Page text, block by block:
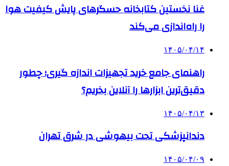
غنا نخستین کتابخانه حسگرهای پایش کیفیت هوا
را راه‌اندازی می‌کند
۱۴۰۵/۰۴/۱۴
راهنمای جامع خرید تجهیزات اندازه گیری؛ چطور
دقیق‌ترین ابزارها را آنلاین بخریم؟
۱۴۰۵/۰۴/۱۳
دندانپزشکی تحت بیهوشی در شرق تهران
۱۴۰۵/۰۴/۰۹